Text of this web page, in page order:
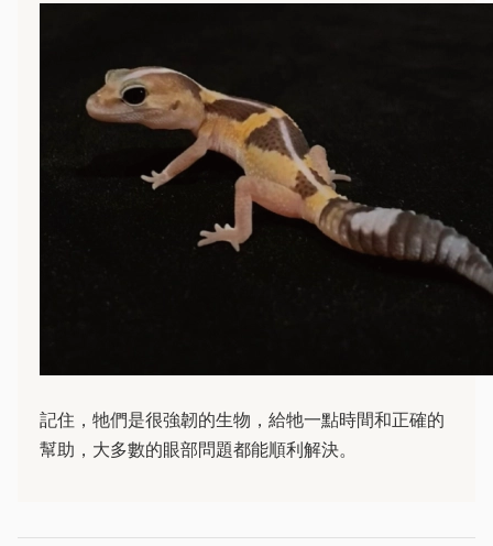
記住，牠們是很強韌的生物，給牠一點時間和正確的
幫助，大多數的眼部問題都能順利解決。